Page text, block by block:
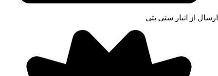
ارسال از انبار ستی پتی